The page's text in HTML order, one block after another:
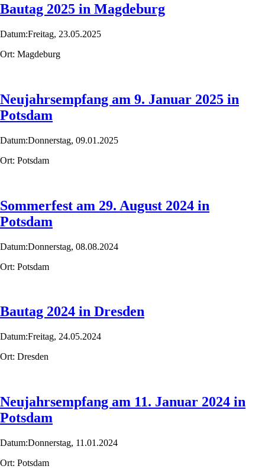
Bautag 2025 in Magdeburg
Datum:Freitag, 23.05.2025
Ort: Magdeburg
Neujahrsempfang am 9. Januar 2025 in
Potsdam
Datum:Donnerstag, 09.01.2025
Ort: Potsdam
Sommerfest am 29. August 2024 in
Potsdam
Datum:Donnerstag, 08.08.2024
Ort: Potsdam
Bautag 2024 in Dresden
Datum:Freitag, 24.05.2024
Ort: Dresden
Neujahrsempfang am 11. Januar 2024 in
Potsdam
Datum:Donnerstag, 11.01.2024
Ort: Potsdam